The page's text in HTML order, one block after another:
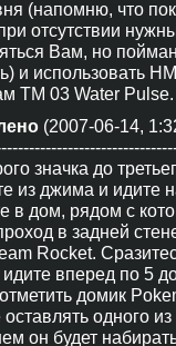
(напомню, что
отсутствии
Вам, но
и использовать
TM 03 Water Pulse.
(2007-06-14,
значка до
из джима и идите
в дом, рядом с
в задней
Rocket.
вперед по 5
домик
одного
он будет